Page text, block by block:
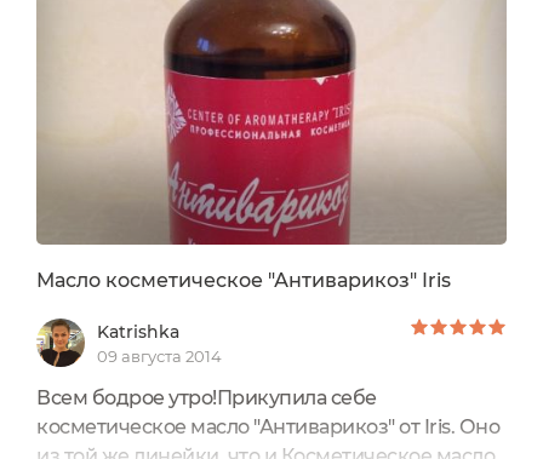
заканчивается холодной водой, держу ноги
вверху перед сном некоторое время, сезонно
пропиваю курс таблеток,...
Масло косметическое "Антиварикоз" Iris
Katrishka
09 августа 2014
Всем бодрое утро!Прикупила себе
косметическое масло "Антиварикоз" от Iris. Оно